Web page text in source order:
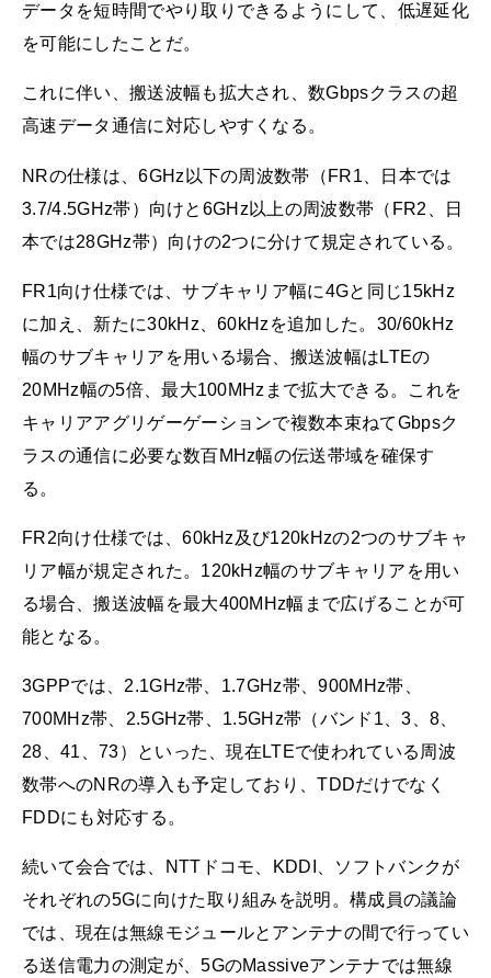
データを短時間でやり取りできるようにして、低遅延化
を可能にしたことだ。
これに伴い、搬送波幅も拡大され、数Gbpsクラスの超
高速データ通信に対応しやすくなる。
NRの仕様は、6GHz以下の周波数帯（FR1、日本では
3.7/4.5GHz帯）向けと6GHz以上の周波数帯（FR2、日
本では28GHz帯）向けの2つに分けて規定されている。
FR1向け仕様では、サブキャリア幅に4Gと同じ15kHz
に加え、新たに30kHz、60kHzを追加した。30/60kHz
幅のサブキャリアを用いる場合、搬送波幅はLTEの
20MHz幅の5倍、最大100MHzまで拡大できる。これを
キャリアアグリゲーゲーションで複数本束ねてGbpsク
ラスの通信に必要な数百MHz幅の伝送帯域を確保す
る。
FR2向け仕様では、60kHz及び120kHzの2つのサブキャ
リア幅が規定された。120kHz幅のサブキャリアを用い
る場合、搬送波幅を最大400MHz幅まで広げることが可
能となる。
3GPPでは、2.1GHz帯、1.7GHz帯、900MHz帯、
700MHz帯、2.5GHz帯、1.5GHz帯（バンド1、3、8、
28、41、73）といった、現在LTEで使われている周波
数帯へのNRの導入も予定しており、TDDだけでなく
FDDにも対応する。
続いて会合では、NTTドコモ、KDDI、ソフトバンクが
それぞれの5Gに向けた取り組みを説明。構成員の議論
では、現在は無線モジュールとアンテナの間で行ってい
る送信電力の測定が、5GのMassiveアンテナでは無線